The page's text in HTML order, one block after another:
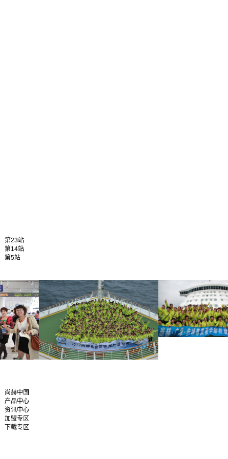
第23站
第14站
第5站
尚赫中国
产品中心
资讯中心
加盟专区
下载专区